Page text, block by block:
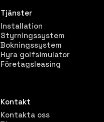
Tjänster
Installation
Styrningssystem
Bokningssystem
Hyra golfsimulator
Företagsleasing
Kontakt
Kontakta oss